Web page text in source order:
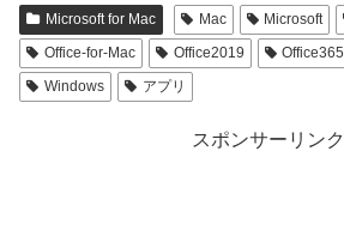
Microsoft for Mac Mac Microsoft
Office-for-Mac
Office2019 Office365
Windows
アプリ
スポンサーリンク